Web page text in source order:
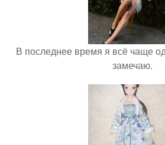
В последнее время я всё чаще
замечаю.